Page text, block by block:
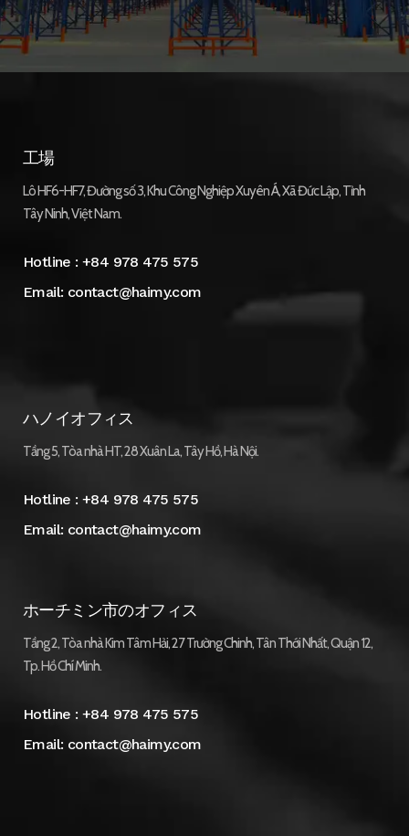
工場
Lô HF6-HF7, Đường số 3, Khu Công Nghiệp Xuyên Á, Xã Đức Lập, Tỉnh
Tây Ninh, Việt Nam.
Hotline :+84 978 475 575
Email: contact@haimy.com
ハノイオフィス
Tầng 5, Tòa nhà HT, 28 Xuân La, Tây Hồ, Hà Nội.
Hotline :+84 978 475 575
Email: contact@haimy.com
ホーチミン市のオフィス
Tầng 2, Tòa nhà Kim Tâm Hải, 27 Trường Chinh, Tân Thới Nhất, Quận 12,
Tp. Hồ Chí Minh.
Hotline :+84 978 475 575
Email: contact@haimy.com